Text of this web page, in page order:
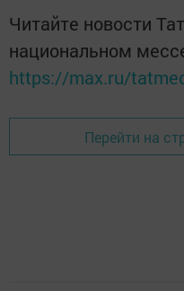
Читайте новости
национальном
https://max.ru/
Перейти на